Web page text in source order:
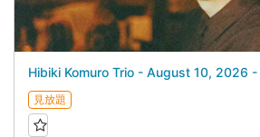
Hibiki Komuro Trio - August 10, 2026 -
見放題